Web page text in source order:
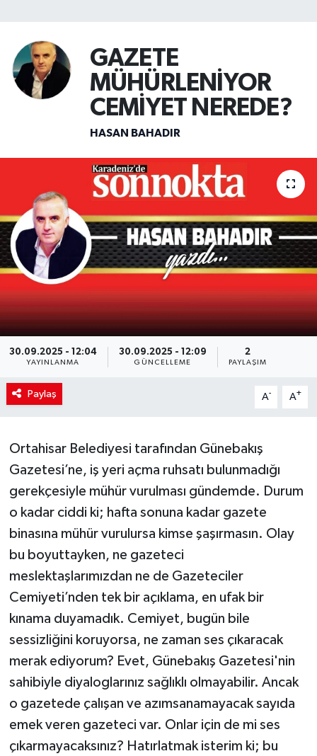
GAZETE
MÜHÜRLENİYOR
CEMİYET NEREDE?
HASAN BAHADIR
30.09.2025 - 12:04
YAYINLANMA
30.09.2025 - 12:09
GÜNCELLEME
2
PAYLAŞIM
Paylaş A- A+
Ortahisar Belediyesi tarafından Günebakış
Gazetesi’ne, iş yeri açma ruhsatı bulunmadığı
gerekçesiyle mühür vurulması gündemde. Durum
o kadar ciddi ki; hafta sonuna kadar gazete
binasına mühür vurulursa kimse şaşırmasın. Olay
bu boyuttayken, ne gazeteci
meslektaşlarımızdan ne de Gazeteciler
Cemiyeti’nden tek bir açıklama, en ufak bir
kınama duyamadık. Cemiyet, bugün bile
sessizliğini koruyorsa, ne zaman ses çıkaracak
merak ediyorum? Evet, Günebakış Gazetesi'nin
sahibiyle diyaloglarınız sağlıklı olmayabilir. Ancak
o gazetede çalışan ve azımsanamayacak sayıda
emek veren gazeteci var. Onlar için de mi ses
çıkarmayacaksınız? Hatırlatmak isterim ki; bu
Teknoloji
TRABZON
TRABZONSPOR